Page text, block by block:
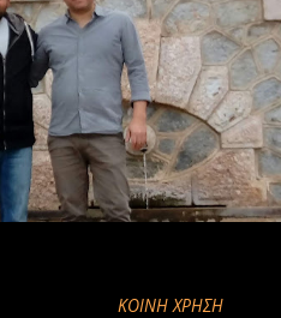
ΚΟΙΝΉ ΧΡΉΣΗ